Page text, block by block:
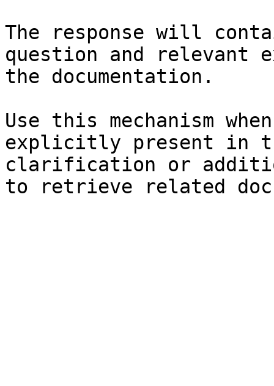
The response will
question and relevant
the documentation.
Use this mechanism
explicitly present in
clarification or